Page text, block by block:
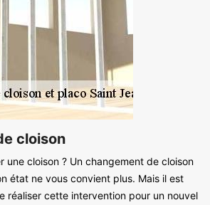
cloison
une cloison ? Un changement de cloison
état ne vous convient plus. Mais il est
réaliser cette intervention pour un nouvel